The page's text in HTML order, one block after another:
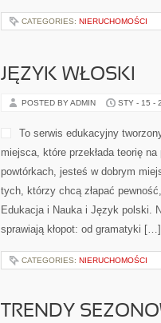
CATEGORIES: NIERUCHOMOŚCI
JĘZYK WŁOSKI
POSTED BY ADMIN STY - 15 -
To serwis edukacyjny
miejsca, które przekłada teorię
powtórkach, jesteś w dobrym
tych, którzy chcą złapać
Edukacja i Nauka i Język polski.
sprawiają kłopot: od gramatyki […]
CATEGORIES: NIERUCHOMOŚCI
TRENDY